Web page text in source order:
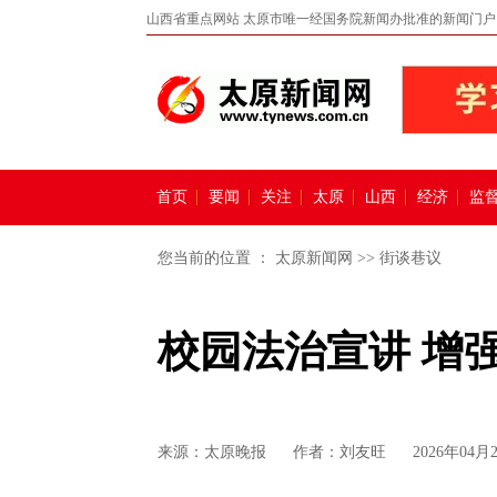
山西省重点网站 太原市唯一经国务院新闻办批准的新闻门
首页 要闻 关注 太原 山西 经济 监
您当前的位置 ： 太原新闻网 >> 街谈巷议
校园法治宣讲 增
来源： 太原晚报 作者：刘友旺 2026年04月